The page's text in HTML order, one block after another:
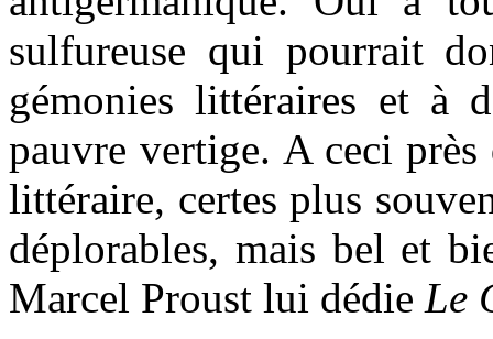
sulfureuse qui pourrait
gémonies littéraires et à
pauvre vertige. A ceci
littéraire, certes plus
déplorables, mais bel et
Marcel Proust lui dédie Le